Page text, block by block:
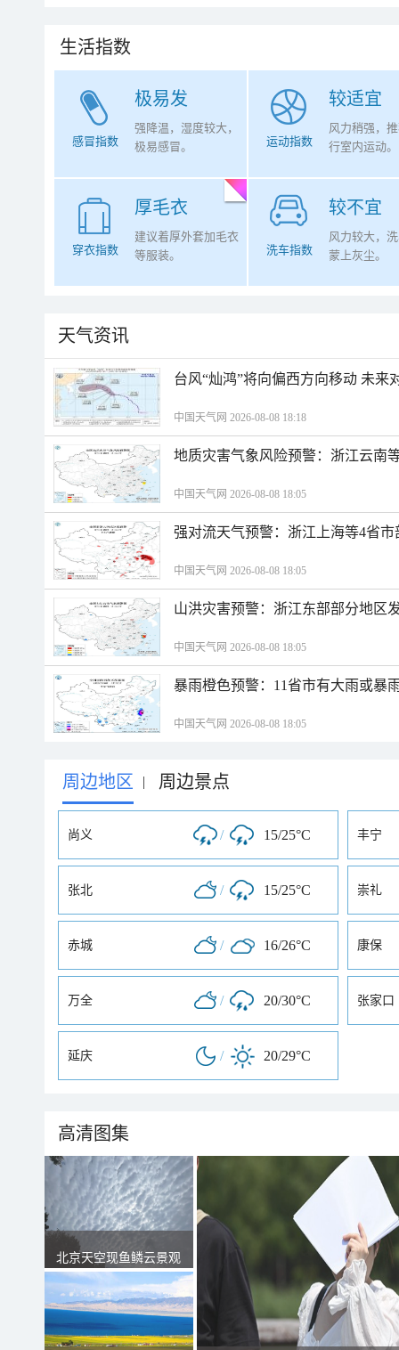
生活指数
极易发
感冒指数
强降温，湿度较大，
极易感冒。
较适宜
运动指数
风力稍强，
行室内运动。
厚毛衣
穿衣指数
建议着厚外套加毛衣
等服装。
较不宜
洗车指数
风力较大，
蒙上灰尘。
天气资讯
台风“灿鸿”将向偏西方向移动 未来
中国天气网 2026-08-08 18:18
地质灾害气象风险预警：浙江云南
中国天气网 2026-08-08 18:05
强对流天气预警：浙江上海等4省
中国天气网 2026-08-08 18:05
山洪灾害预警：浙江东部部分地区
中国天气网 2026-08-08 18:05
暴雨橙色预警：11省市有大雨或暴
中国天气网 2026-08-08 18:05
周边地区 | 周边景点
尚义 / 15/25°C 丰宁
张北 / 15/25°C 崇礼
赤城 / 16/26°C 康保
万全 / 20/30°C 张家口
延庆 / 20/29°C
高清图集
北京天空现鱼鳞云景观